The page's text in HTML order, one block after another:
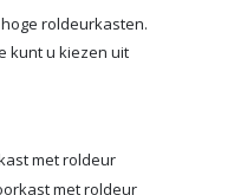
roldeurkasten.
kunt u kiezen uit
met roldeur
met roldeur